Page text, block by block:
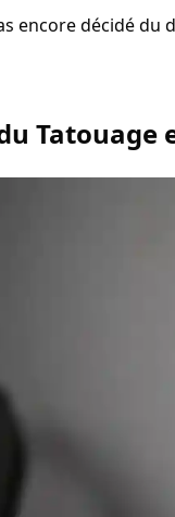
encore décidé
Tatouage